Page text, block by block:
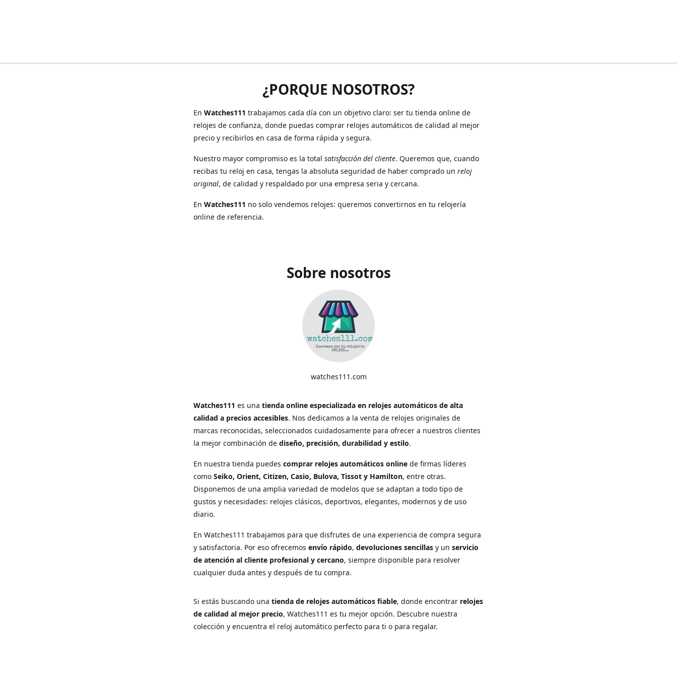
¿PORQUE NOSOTROS?
En Watches111 trabajamos cada día con un objetivo claro: ser tu tienda online de
relojes de confianza, donde puedas comprar relojes automáticos de calidad al mejor
precio y recibirlos en casa de forma rápida y segura.
Nuestro mayor compromiso es la total satisfacción del cliente. Queremos que, cuando
recibas tu reloj en casa, tengas la absoluta seguridad de haber comprado un reloj
original, de calidad y respaldado por una empresa seria y cercana.
En Watches111 no solo vendemos relojes: queremos convertirnos en tu relojería
online de referencia.
Sobre nosotros
watches111.com
Watches111 es una tienda online especializada en relojes automáticos de alta
calidad a precios accesibles. Nos dedicamos a la venta de relojes originales de
marcas reconocidas, seleccionados cuidadosamente para ofrecer a nuestros clientes
la mejor combinación de diseño, precisión, durabilidad y estilo.
En nuestra tienda puedes comprar relojes automáticos online de firmas líderes
como Seiko, Orient, Citizen, Casio, Bulova, Tissot y Hamilton, entre otras.
Disponemos de una amplia variedad de modelos que se adaptan a todo tipo de
gustos y necesidades: relojes clásicos, deportivos, elegantes, modernos y de uso
diario.
En Watches111 trabajamos para que disfrutes de una experiencia de compra segura
y satisfactoria. Por eso ofrecemos envío rápido, devoluciones sencillas y un servicio
de atención al cliente profesional y cercano, siempre disponible para resolver
cualquier duda antes y después de tu compra.
Si estás buscando una tienda de relojes automáticos fiable, donde encontrar relojes
de calidad al mejor precio, Watches111 es tu mejor opción. Descubre nuestra
colección y encuentra el reloj automático perfecto para ti o para regalar.